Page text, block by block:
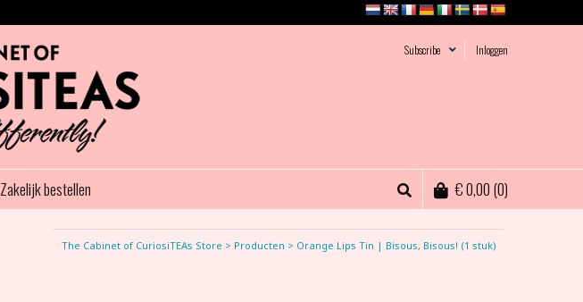
Subscribe Inloggen
Zakelijk bestellen €0,00 (0)
The Cabinet of CuriosiTEAs Store > Producten > Orange Lips Tin | Bisous, Bisous! (1 stuk)